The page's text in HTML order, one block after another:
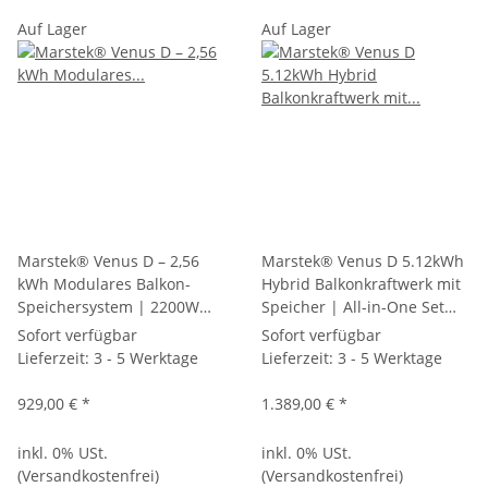
Auf Lager
Marstek® Venus D – 2,56
kWh Modulares Balkon-
Speichersystem | 2200W
AC-Kopplung Hybrid-
Inverter (Plug & Play)
Sofort verfügbar
Lieferzeit: 3 - 5 Werktage
929,00 € *
inkl. 0% USt.
(Versandkostenfrei)
Auf Lager
Marstek® Venus D 5.12kWh
Hybrid Balkonkraftwerk mit
Speicher | All-in-One Set
mit 2.2kW AC-Kopplung &
Notstromfunktion (IP65)
Sofort verfügbar
Lieferzeit: 3 - 5 Werktage
1.389,00 € *
inkl. 0% USt.
(Versandkostenfrei)